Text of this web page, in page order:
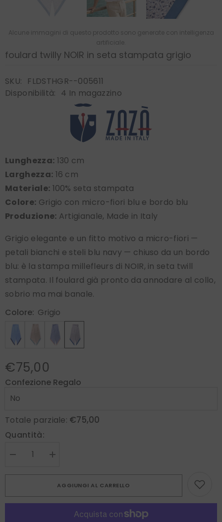
Alcune immagini di questo prodotto sono generate con intelligenza
artificiale.
foulard twilly NOIR in seta stampata grigio
SKU:
FLDSTHGR--005611
Disponibilità: 4 In magazzino
Lunghezza: 130 cm
Larghezza: 16 cm
Materiale: 100% seta stampata
Colore: Grigio con micro-fiori blu e bordo blu
Produzione: Artigianale, Made in Italy
Grigio elegante e un fitto motivo a micro-fiori —
petali bianchi e steli blu navy — chiuso da un bordo
blu: è la stampa millefleurs di NOIR, in seta twill
stampata. Il foulard già pronto da annodare al collo,
sobrio ma mai banale.
Colore: Grigio
€75,00
Confezione Regalo
Totale parziale: €75,00
Quantità:
Diminuire
twilly
NOIR
Aumenta
foulard
twilly
NOIR
AGGIUNGI AL CARRELLO